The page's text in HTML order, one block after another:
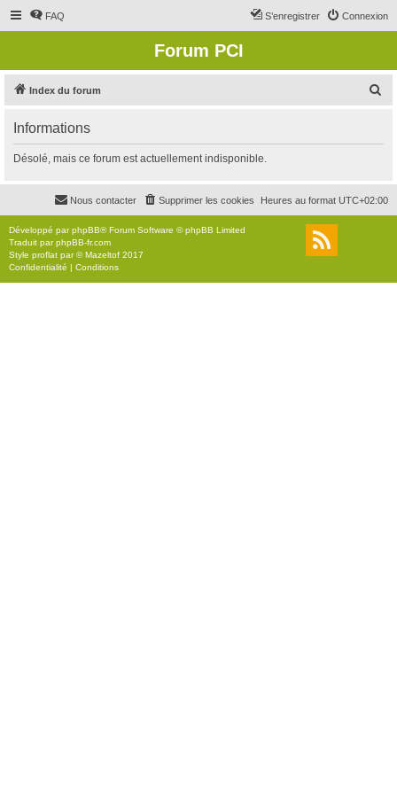
FAQ Connexion
S’enregistrer
Forum PCI
Index du forum
r
c
r
Informations
Désolé, mais ce forum est actuellement indisponible.
Heures au format UTC+02:00
Supprimer les cookies
Nous contacter
Développé parphpBB® Forum Software © phpBB Limited
Traduit parphpBB-fr.com
Style proflat par ©Mazeltof 2017
Confidentialité | Conditions